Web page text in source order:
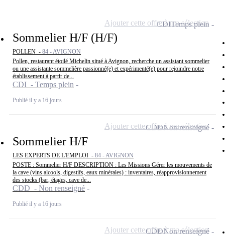
Sommelier H/F (H/F)
POLLEN - 84 - AVIGNON
Pollen, restaurant étoilé Michelin situé à Avignon, recherche un assistant sommelier
ou une assistante sommelière passionné(e) et expérimenté(e) pour rejoindre notre
établissement à partir de...
CDI - Temps plein
Publié il y a 16 jours
CDITemps plein
Ajouter cette offre à ma sélection
Sommelier H/F
LES EXPERTS DE L'EMPLOI - 84 - AVIGNON
POSTE : Sommelier H/F DESCRIPTION : Les Missions Gérer les mouvements de
la cave (vins alcools, digestifs, eaux minérales) : inventaires, réapprovisionnement
des stocks (bar, étages, cave de...
CDD - Non renseigné
Publié il y a 16 jours
CDDNon renseigné
Ajouter cette offre à ma sélection
CDDNon renseigné
Ajouter cette offre à ma sélection